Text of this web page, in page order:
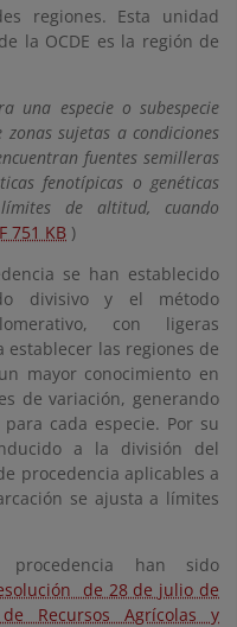
regiones. Esta unidad
la OCDE es la región de
una especie o subespecie
sujetas a condiciones
fuentes semilleras
fenotípicas o genéticas
de altitud, cuando
751 KB )
se han establecido
divisivo y el método
con ligeras
establecer las regiones de
mayor conocimiento en
de variación, generando
cada especie. Por su
a la división del
procedencia aplicables a
se ajusta a límites
procedencia han sido
de 28 de julio de
Recursos Agrícolas y